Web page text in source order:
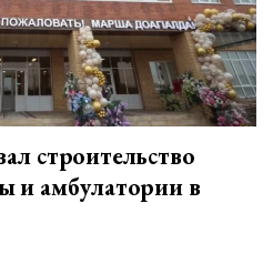
строительство
амбулатории в